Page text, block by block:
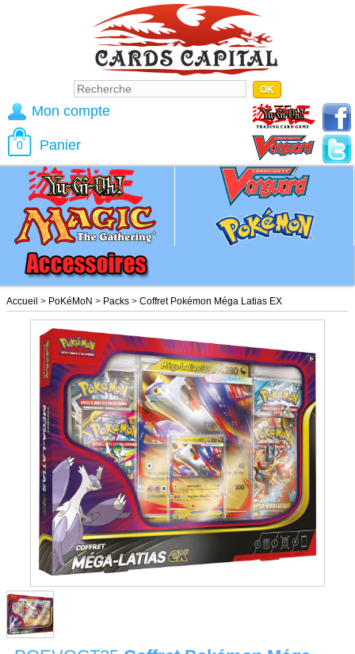
Accueil > PoKéMoN > Packs > Coffret Pokémon Méga Latias EX
Mon compte
0 Panier